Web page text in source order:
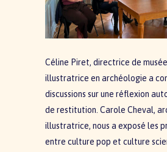
Céline Piret, directrice de
illustratrice en archéologie a
discussions sur une réflexion
de restitution. Carole Cheval,
illustratrice, nous a exposé les
entre culture pop et culture